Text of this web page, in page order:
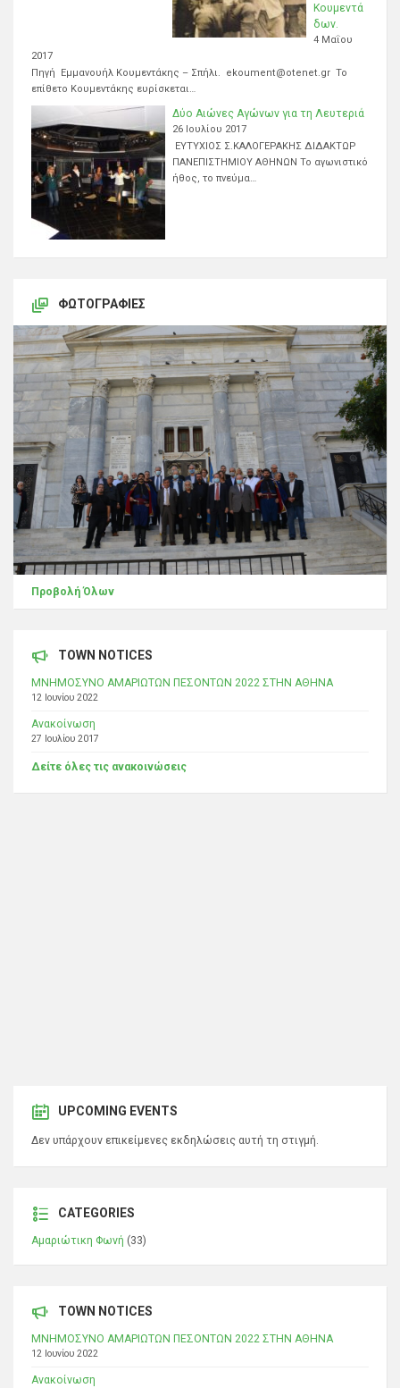
Κουμεντά
δων.
4 Μαΐου
2017
Πηγή Εμμανουήλ Κουμεντάκης – Σπήλι. ekoument@otenet.gr Το
επίθετο Κουμεντάκης ευρίσκεται…
Δύο Αιώνες Αγώνων για τη Λευτεριά
26 Ιουλίου 2017
ΕΥΤΥΧΙΟΣ Σ.ΚΑΛΟΓΕΡΑΚΗΣ ΔΙΔΑΚΤΩΡ
ΠΑΝΕΠΙΣΤΗΜΙΟΥ ΑΘΗΝΩΝ Το αγωνιστικό
ήθος, το πνεύμα…
ΦΩΤΟΓΡΑΦΊΕΣ
Προβολή Όλων
TOWN NOTICES
ΜΝΗΜΟΣΥΝΟ ΑΜΑΡΙΩΤΩΝ ΠΕΣΟΝΤΩΝ 2022 ΣΤΗΝ ΑΘΗΝΑ
12 Ιουνίου 2022
Ανακοίνωση
27 Ιουλίου 2017
Δείτε όλες τις ανακοινώσεις
UPCOMING EVENTS
Δεν υπάρχουν επικείμενες εκδηλώσεις αυτή τη στιγμή.
CATEGORIES
Αμαριώτικη Φωνή (33)
TOWN NOTICES
ΜΝΗΜΟΣΥΝΟ ΑΜΑΡΙΩΤΩΝ ΠΕΣΟΝΤΩΝ 2022 ΣΤΗΝ ΑΘΗΝΑ
12 Ιουνίου 2022
Ανακοίνωση